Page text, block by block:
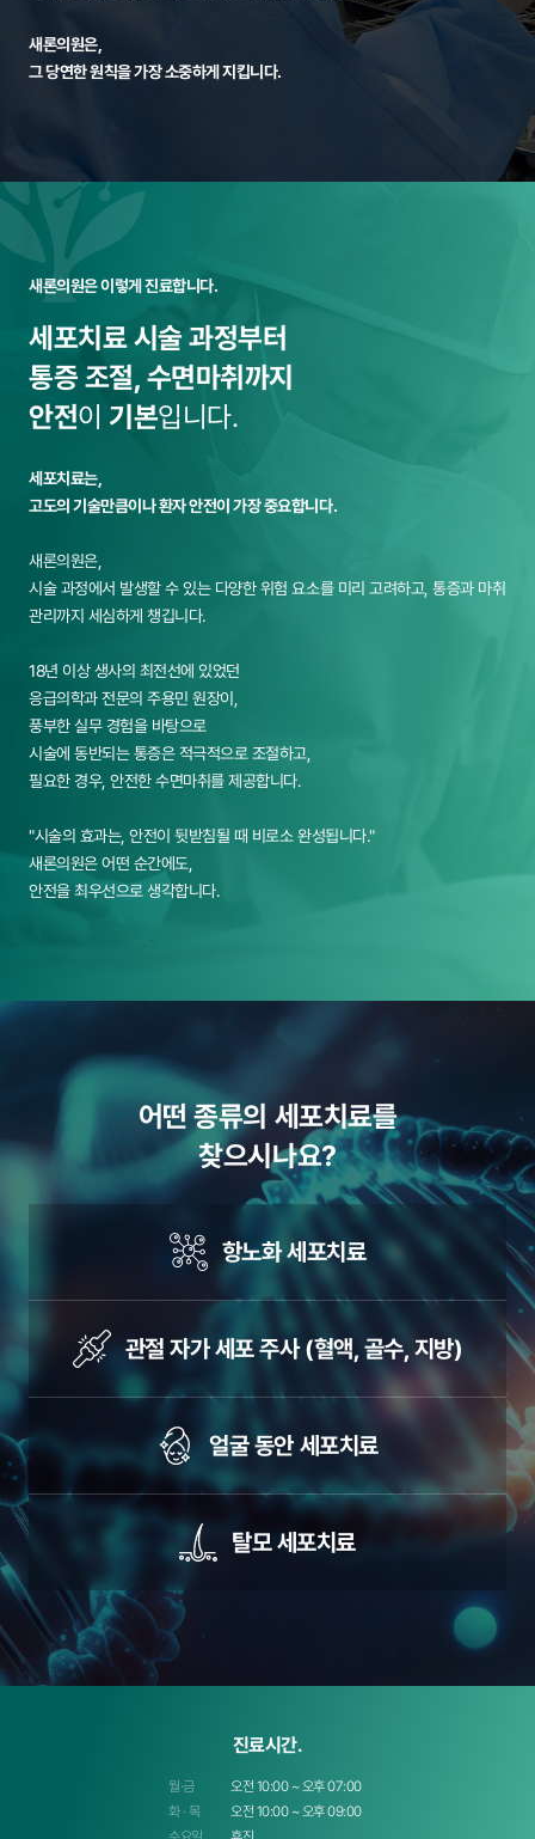
새론의원은,
그 당연한 원칙을 가장 소중하게 지킵니다.
새론의원은 이렇게 진료합니다.
세포치료 시술 과정부터
통증 조절, 수면마취까지
안전이 기본입니다.
세포치료는,
고도의 기술만큼이나 환자 안전이 가장 중요합니다.
새론의원은,
시술 과정에서 발생할 수 있는 다양한 위험 요소를 미리 고려하고,통증과 마취
관리까지 세심하게 챙깁니다.
18년 이상 생사의 최전선에 있었던
응급의학과 전문의 주용민 원장이,
풍부한 실무 경험을 바탕으로
시술에 동반되는 통증은 적극적으로 조절하고,
필요한 경우, 안전한 수면마취를 제공합니다.
"시술의 효과는, 안전이 뒷받침될 때 비로소 완성됩니다."
새론의원은 어떤 순간에도,
안전을 최우선으로 생각합니다.
어떤 종류의 세포치료를
찾으시나요?
항노화 세포치료
관절 자가 세포 주사(혈액, 골수, 지방)
얼굴 동안 세포치료
탈모 세포치료
진료시간.
월·금
오전 10:00 ~ 오후 07:00
화 · 목
오전 10:00 ~ 오후 09:00